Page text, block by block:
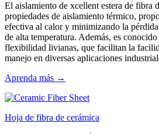
El aislamiento de xcellent estera de fibra
propiedades de aislamiento térmico,
efectiva al calor y minimizando la
de alta temperatura. Además, es
flexibilidad livianas, que facilitan la
manejo en diversas aplicaciones
Aprenda más →
Hoja de fibra de cerámica